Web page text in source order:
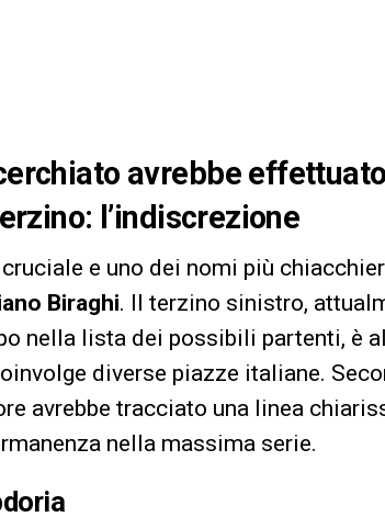
avrebbe
l’indiscrezione
e uno dei nomi più
Biraghi. Il terzino sinistro,
nella lista dei possibili partenti, è
diverse piazze italiane.
avrebbe tracciato una linea
nella massima serie.